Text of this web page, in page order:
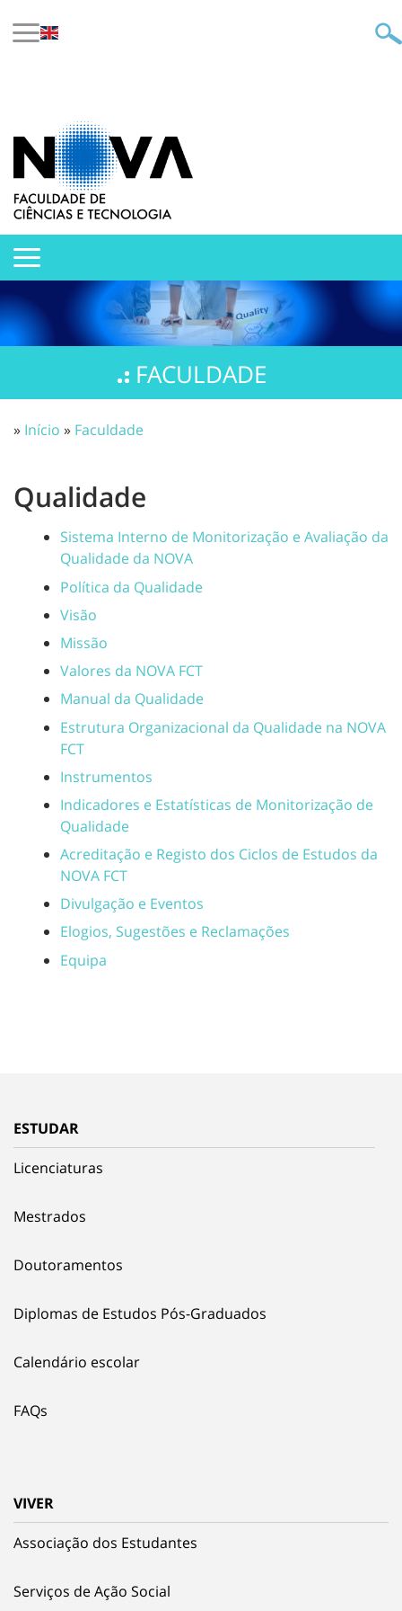
FACULDADE
» Início » Faculdade
Qualidade
Sistema Interno de Monitorização e Avaliação da
Qualidade da NOVA
Política da Qualidade
Visão
Missão
Valores da NOVA FCT
Manual da Qualidade
Estrutura Organizacional da Qualidade na NOVA
FCT
Instrumentos
Indicadores e Estatísticas de Monitorização de
Qualidade
Acreditação e Registo dos Ciclos de Estudos da
NOVA FCT
Divulgação e Eventos
Elogios, Sugestões e Reclamações
Equipa
ESTUDAR
Licenciaturas
Mestrados
Doutoramentos
Diplomas de Estudos Pós-Graduados
Calendário escolar
FAQs
VIVER
Associação dos Estudantes
Serviços de Ação Social